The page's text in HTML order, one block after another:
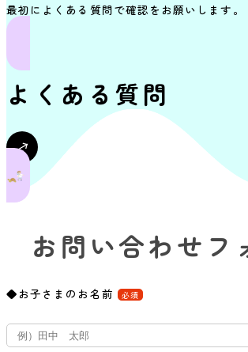
最初によくある質問で確認をお願いします。
よくある質問
お問い合わせフ
◆お子さまのお名前 必須